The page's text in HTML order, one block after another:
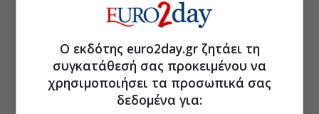
Ο εκδότης euro2day.gr ζητάει τη
συγκατάθεσή σας προκειμένου να
χρησιμοποιήσει τα προσωπικά σας
δεδομένα για: